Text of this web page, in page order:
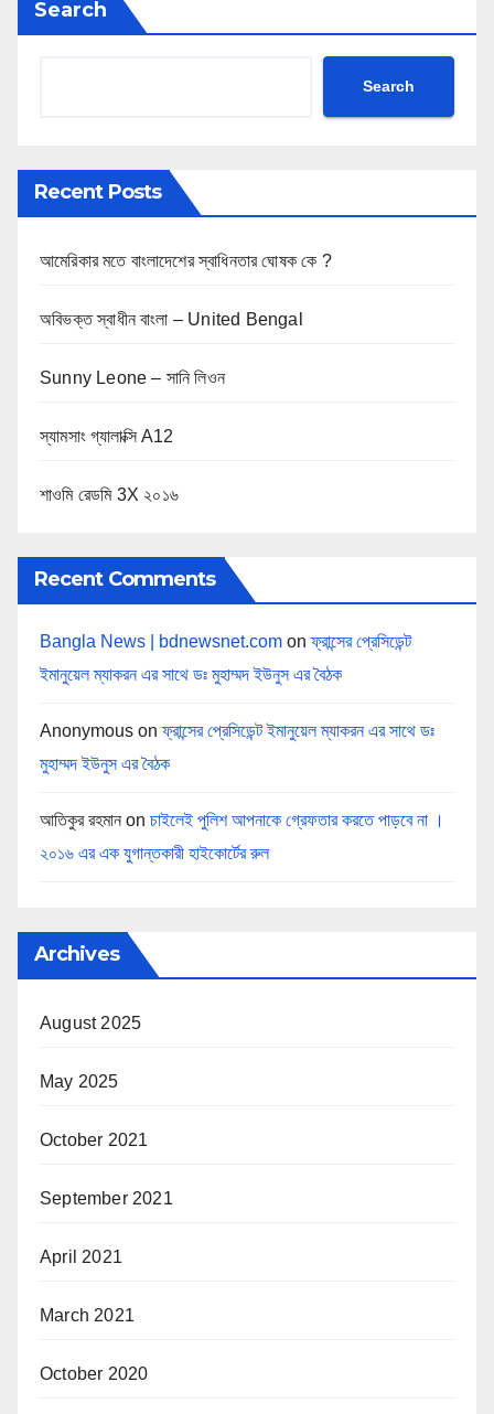
Search
Search
Recent Posts
আমেরিকার মতে বাংলাদেশের স্বাধিনতার ঘোষক কে ?
অবিভক্ত স্বাধীন বাংলা – United Bengal
Sunny Leone – সানি লিওন
স্যামসাং গ্যালাক্সি A12
শাওমি রেডমি 3X ২০১৬
Recent Comments
Bangla News | bdnewsnet.com onফ্রান্সের প্রেসিডেন্ট
ইমানুয়েল ম্যাকরন এর সাথে ডঃ মুহাম্মদ ইউনুস এর বৈঠক
Anonymous onফ্রান্সের প্রেসিডেন্ট ইমানুয়েল ম্যাকরন এর সাথে ডঃ
মুহাম্মদ ইউনুস এর বৈঠক
আতিকুর রহমান on চাইলেই পুলিশ আপনাকে গ্রেফতার করতে পাড়বে না ।
২০১৬ এর এক যুগান্তকারী হাইকোর্টের রুল
Archives
August 2025
May 2025
October 2021
September 2021
April 2021
March 2021
October 2020